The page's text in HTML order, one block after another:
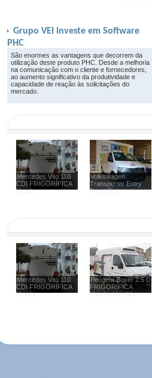
Grupo VEI investe em Software
PHC
São enormes as vantagens que decorrem da
utilização deste produto PHC. Desde a melhoria
na comunicação com o cliente e fornecedores,
ao aumento significativo da produtividade e
capacidade de reação às solicitações do
mercado.
Mercedes Vito 110
CDI FRIGORÍFICA
Usada
Volkswagen
Transporter Entry
Frigorífica
Mercedes Vito 110
CDI FRIGORÍFICA
Usada
Peugeot Boxer 2.5 D
FRIGORÍFICA
Usada -Vendido